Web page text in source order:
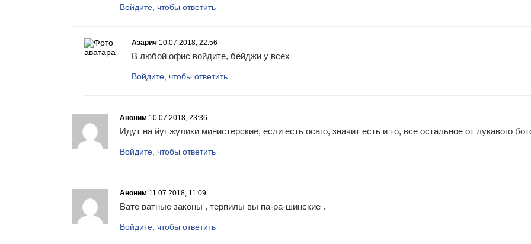
Войдите, чтобы ответить
Азарич 10.07.2018, 22:56
В любой офис войдите, бейджи у всех
Войдите, чтобы ответить
Аноним 10.07.2018, 23:36
Идут на йуг жулики министерские, если есть осаго, значит есть и то, все остальное от лукавого
Войдите, чтобы ответить
Аноним 11.07.2018, 11:09
Вате ватные законы , терпилы вы па-ра-шинские .
Войдите, чтобы ответить